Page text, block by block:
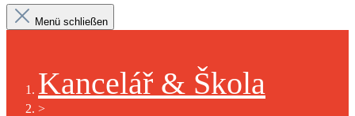
Menü schließen
Kancelář & Škola
>